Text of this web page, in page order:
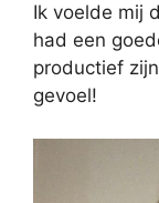
Ik voelde mij
had een
productief
gevoel!